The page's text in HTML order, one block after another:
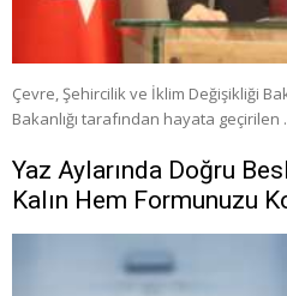
Çevre, Şehircilik ve İklim Değişikliği
Bakanlığı tarafından hayata geçirilen
Yaz Aylarında Doğru
Kalın Hem Formunuzu